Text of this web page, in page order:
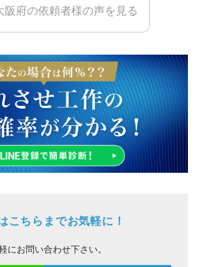
阪府の依頼者様の声を見る
こちらまでお気軽に！
にお問い合わせ下さい。